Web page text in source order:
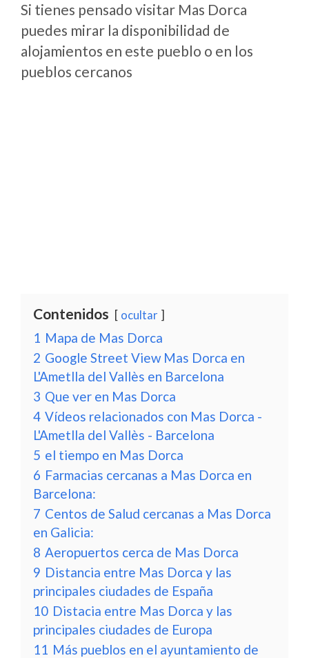
Si tienes pensado visitar Mas Dorca
puedes mirar la disponibilidad de
alojamientos en este pueblo o en los
pueblos cercanos
Contenidos ocultar
1 Mapa de Mas Dorca
2 Google Street View Mas Dorca en
L'Ametlla del Vallès en Barcelona
3 Que ver en Mas Dorca
4 Vídeos relacionados con Mas Dorca -
L'Ametlla del Vallès - Barcelona
5 el tiempo en Mas Dorca
6 Farmacias cercanas a Mas Dorca en
Barcelona:
7 Centos de Salud cercanas a Mas Dorca
en Galicia:
8 Aeropuertos cerca de Mas Dorca
9 Distancia entre Mas Dorca y las
principales ciudades de España
10 Distacia entre Mas Dorca y las
principales ciudades de Europa
11 Más pueblos en el ayuntamiento de